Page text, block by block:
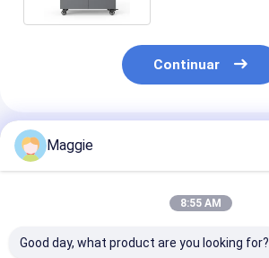
Continuar
Productos Recomendados
Maggie
8:55 AM
Good day, what product are you looking for?